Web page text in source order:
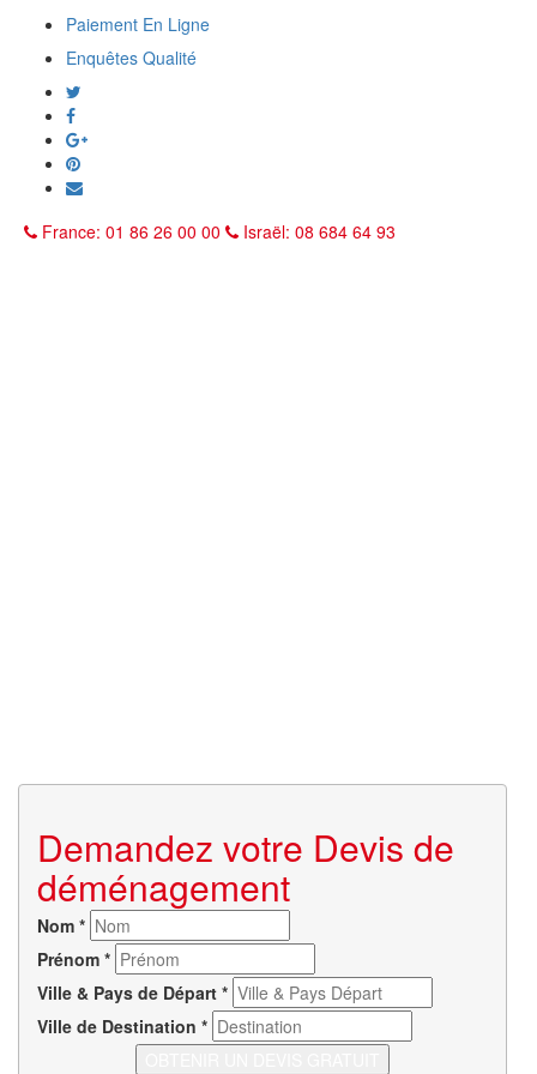
Paiement En Ligne
Enquêtes Qualité
France: 01 86 26 00 00 Israël: 08 684 64 93
Demandez votre Devis de
déménagement
Nom *
Prénom *
Ville & Pays de Départ *
Ville de Destination *